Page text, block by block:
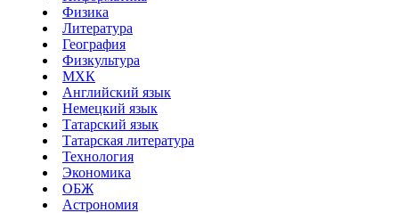
Физика
Литература
География
Физкультура
МХК
Английский язык
Немецкий язык
Татарский язык
Татарская литература
Технология
Экономика
ОБЖ
Астрономия